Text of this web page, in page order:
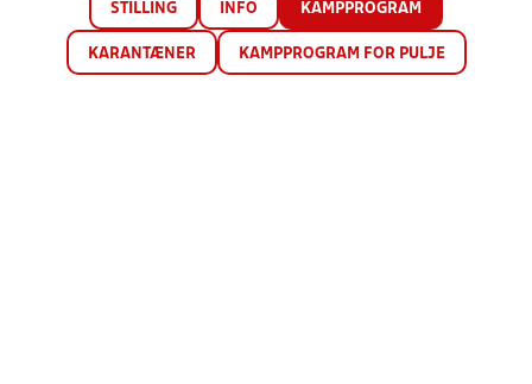
STILLING INFO KAMPPROGRAM
KARANTÆNER KAMPPROGRAM FOR PULJE